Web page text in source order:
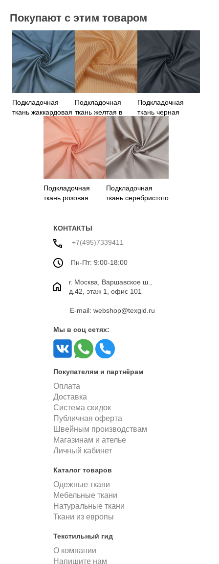
Покупают с этим товаром
Подкладочная
ткань жаккардовая
серо-голубая
Подкладочная
ткань желтая в
полоску
Подкладочная
ткань черная
Подкладочная
ткань розовая
Подкладочная
ткань серебристого
КОНТАКТЫ
+7(495)7339411
Пн-Пт: 9:00-18:00
г. Москва, Варшавское ш.,
д.42, этаж 1, офис 101
E-mail: webshop@texgid.ru
Мы в соц сетях:
Покупателям и партнёрам
Оплата
Доставка
Система скидок
Публичная оферта
Швейным производствам
Магазинам и ателье
Личный кабинет
Каталог товаров
Одежные ткани
Мебельные ткани
Натуральные ткани
Ткани из европы
Текстильный гид
О компании
Напишите нам